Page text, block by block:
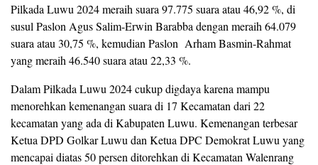
Pilkada Luwu 2024 meraih suara 97.775 suara atau 46,92 %, di
susul Paslon Agus Salim-Erwin Barabba dengan meraih 64.079
suara atau 30,75 %, kemudian Paslon Arham Basmin-Rahmat
yang meraih 46.540 suara atau 22,33 %.
Dalam Pilkada Luwu 2024 cukup digdaya karena mampu
menorehkan kemenangan suara di 17 Kecamatan dari 22
kecamatan yang ada di Kabupaten Luwu. Kemenangan terbesar
Ketua DPD Golkar Luwu dan Ketua DPC Demokrat Luwu yang
mencapai diatas 50 persen ditorehkan di Kecamatan Walenrang